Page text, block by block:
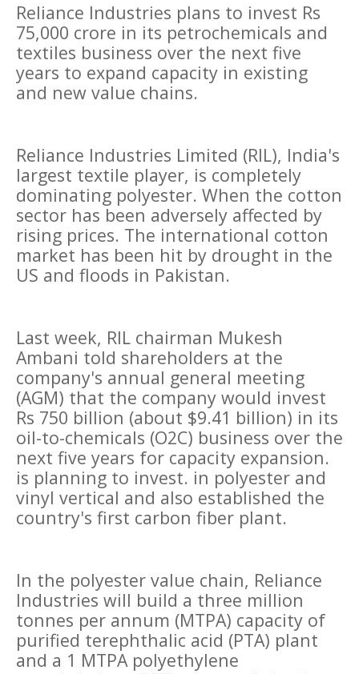
Reliance Industries plans to invest Rs
75,000 crore in its petrochemicals and
textiles business over the next five
years to expand capacity in existing
and new value chains.
Reliance Industries Limited (RIL), India's
largest textile player, is completely
dominating polyester. When the cotton
sector has been adversely affected by
rising prices. The international cotton
market has been hit by drought in the
US and floods in Pakistan.
Last week, RIL chairman Mukesh
Ambani told shareholders at the
company's annual general meeting
(AGM) that the company would invest
Rs 750 billion (about $9.41 billion) in its
oil-to-chemicals (O2C) business over the
next five years for capacity expansion.
is planning to invest. in polyester and
vinyl vertical and also established the
country's first carbon fiber plant.
In the polyester value chain, Reliance
Industries will build a three million
tonnes per annum (MTPA) capacity of
purified terephthalic acid (PTA) plant
and a 1 MTPA polyethylene